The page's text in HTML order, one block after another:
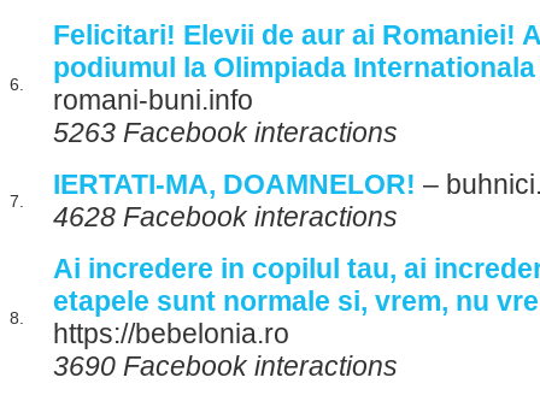
6.
Felicitari! Elevii de aur ai Romaniei!
podiumul la Olimpiada
romani-buni.info
5263 Facebook interactions
7.
IERTATI-MA, DOAMNELOR! –
4628 Facebook interactions
8.
Ai incredere in copilul tau, ai
etapele sunt normale si, vrem, nu
https://bebelonia.ro
3690 Facebook interactions